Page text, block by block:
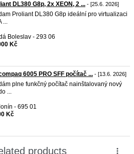
DL380 G8p, 2x XEON, 2 ... - [25.6. 2026]
Proliant DL380 G8p ideální pro virtualizaci
...
Boleslav - 293 06
Kč
6005 PRO SFF počítač ... - [13.6. 2026]
plne funkčný počítač nainštalovaný nový
...
- 695 01
Kč